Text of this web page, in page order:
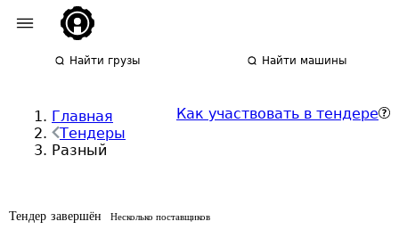
Найти грузы Найти машины
Главная
Тендеры
Разный
Как участвовать в тендере
Тендер завершён Несколько поставщиков